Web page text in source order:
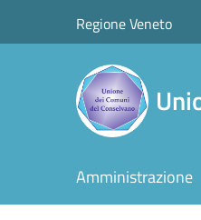
Regione Veneto
Amministrazione